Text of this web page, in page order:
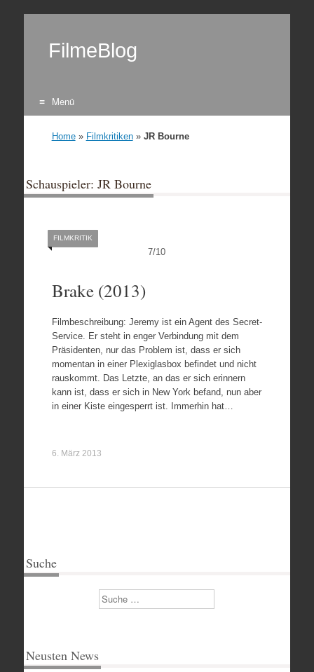
FilmeBlog
Menü
Home» Filmkritiken» JR Bourne
Schauspieler: JR Bourne
7/10
FILMKRITIK
Brake (2013)
Filmbeschreibung: Jeremy ist ein Agent des Secret-
Service. Er steht in enger Verbindung mit dem
Präsidenten, nur das Problem ist, dass er sich
momentan in einer Plexiglasbox befindet und nicht
rauskommt. Das Letzte, an das er sich erinnern
kann ist, dass er sich in New York befand, nun aber
in einer Kiste eingesperrt ist. Immerhin hat…
6. März 2013
Suche
Suchen
Neusten News